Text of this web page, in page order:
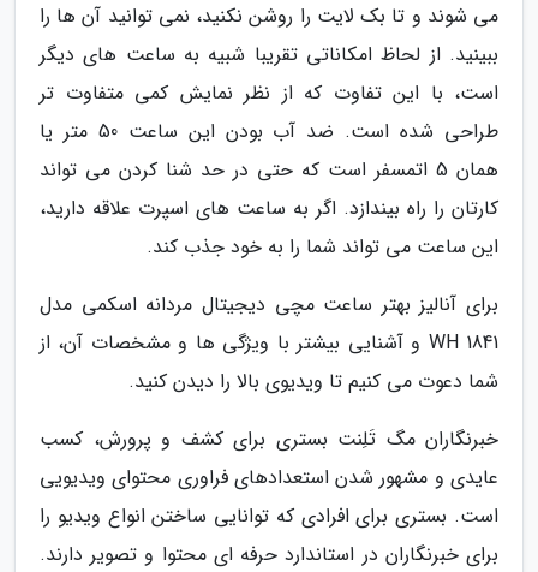
می شوند و تا بک لایت را روشن نکنید، نمی توانید آن ها را
ببینید. از لحاظ امکاناتی تقریبا شبیه به ساعت های دیگر
است، با این تفاوت که از نظر نمایش کمی متفاوت تر
طراحی شده است. ضد آب بودن این ساعت 50 متر یا
همان 5 اتمسفر است که حتی در حد شنا کردن می تواند
کارتان را راه بیندازد. اگر به ساعت های اسپرت علاقه دارید،
این ساعت می تواند شما را به خود جذب کند.
برای آنالیز بهتر ساعت مچی دیجیتال مردانه اسکمی مدل
1841 WH و آشنایی بیشتر با ویژگی ها و مشخصات آن، از
شما دعوت می کنیم تا ویدیوی بالا را دیدن کنید.
خبرنگاران مگ تَلِنت بستری برای کشف و پرورش، کسب
عایدی و مشهور شدن استعدادهای فراوری محتوای ویدیویی
است. بستری برای افرادی که توانایی ساختن انواع ویدیو را
برای خبرنگاران در استاندارد حرفه ای محتوا و تصویر دارند.